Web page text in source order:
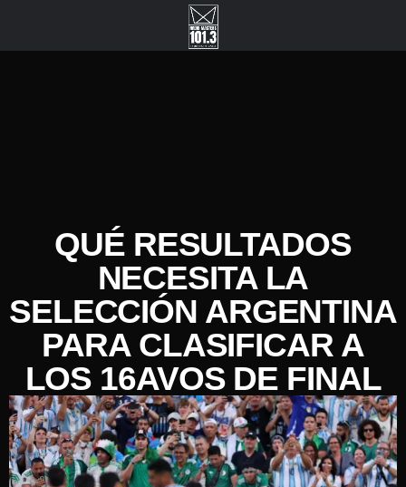
QUÉ RESULTADOS
NECESITA LA
SELECCIÓN ARGENTINA
PARA CLASIFICAR A
LOS 16AVOS DE FINAL